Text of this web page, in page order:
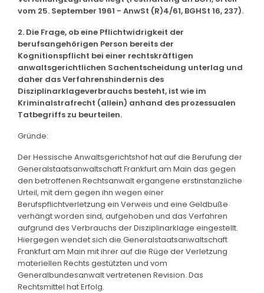
vom 25. September 1961 - AnwSt (R)4/61, BGHSt 16, 237).
2. Die Frage, ob eine Pflichtwidrigkeit der
berufsangehörigen Person bereits der
Kognitionspflicht bei einer rechtskräftigen
anwaltsgerichtlichen Sachentscheidung unterlag und
daher das Verfahrenshindernis des
Disziplinarklageverbrauchs besteht, ist wie im
Kriminalstrafrecht (allein) anhand des prozessualen
Tatbegriffs zu beurteilen.
Gründe:
Der Hessische Anwaltsgerichtshof hat auf die Berufung der
Generalstaatsanwaltschaft Frankfurt am Main das gegen
den betroffenen Rechtsanwalt ergangene erstinstanzliche
Urteil, mit dem gegen ihn wegen einer
Berufspflichtverletzung ein Verweis und eine Geldbuße
verhängt worden sind, aufgehoben und das Verfahren
aufgrund des Verbrauchs der Disziplinarklage eingestellt.
Hiergegen wendet sich die Generalstaatsanwaltschaft
Frankfurt am Main mit ihrer auf die Rüge der Verletzung
materiellen Rechts gestützten und vom
Generalbundesanwalt vertretenen Revision. Das
Rechtsmittel hat Erfolg.